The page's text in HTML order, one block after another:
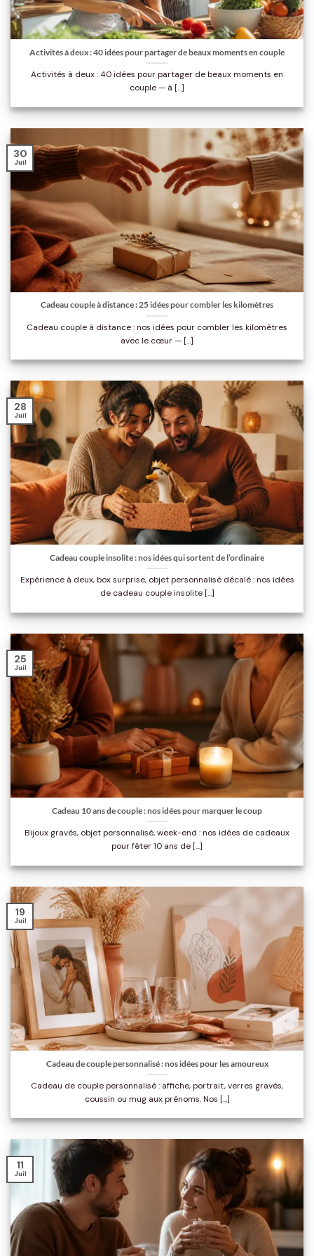
Activités à deux : 40 idées pour partager de beaux moments en couple
Activités à deux : 40 idées pour partager de beaux moments en
couple — à [...]
Cadeau couple à distance : 25 idées pour combler les kilomètres
Cadeau couple à distance : nos idées pour combler les kilomètres
avec le cœur — [...]
30
Juil
Cadeau couple insolite : nos idées qui sortent de l’ordinaire
Expérience à deux, box surprise, objet personnalisé décalé : nos idées
de cadeau couple insolite [...]
28
Juil
Cadeau 10 ans de couple : nos idées pour marquer le coup
Bijoux gravés, objet personnalisé, week-end : nos idées de cadeaux
pour fêter 10 ans de [...]
25
Juil
Cadeau de couple personnalisé : nos idées pour les amoureux
Cadeau de couple personnalisé : affiche, portrait, verres gravés,
coussin ou mug aux prénoms. Nos [...]
19
Juil
11
Juil